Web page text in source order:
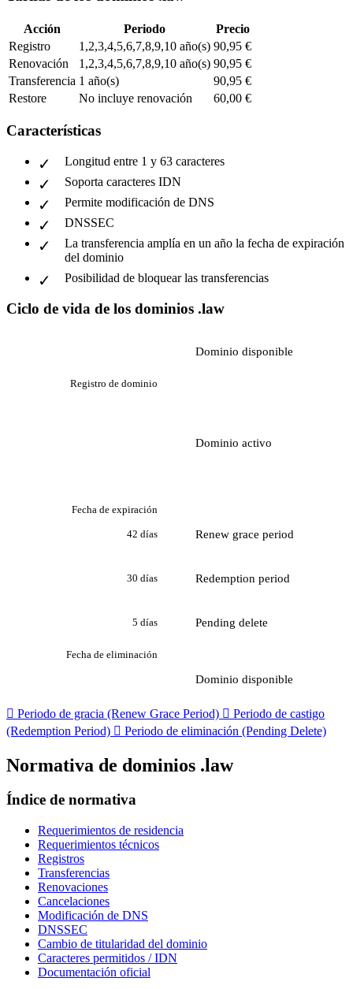
Acción Periodo
Precio
Registro
1,2,3,4,5,6,7,8,9,10 año(s) 90,95 €
Renovación
1,2,3,4,5,6,7,8,9,10 año(s) 90,95 €
Transferencia 1 año(s)
90,95 €
Restore
No incluye renovación 60,00 €
Características
Longitud entre 1 y 63 caracteres
Soporta caracteres IDN
Permite modificación de DNS
DNSSEC
La transferencia amplía en un año la fecha de expiración
del dominio
Posibilidad de bloquear las transferencias
Ciclo de vida de los dominios .law
Dominio disponible
Registro de dominio
Dominio activo
Fecha de expiración
42 días Renew grace period
30 días Redemption period
5 días Pending delete
Fecha de eliminación
Dominio disponible
 Periodo de gracia (Renew Grace Period)  Periodo de castigo
(Redemption Period)  Periodo de eliminación (Pending Delete)
Normativa de dominios .law
Índice de normativa
Requerimientos de residencia
Requerimientos técnicos
Registros
Transferencias
Renovaciones
Cancelaciones
Modificación de DNS
DNSSEC
Cambio de titularidad del dominio
Caracteres permitidos / IDN
Documentación oficial